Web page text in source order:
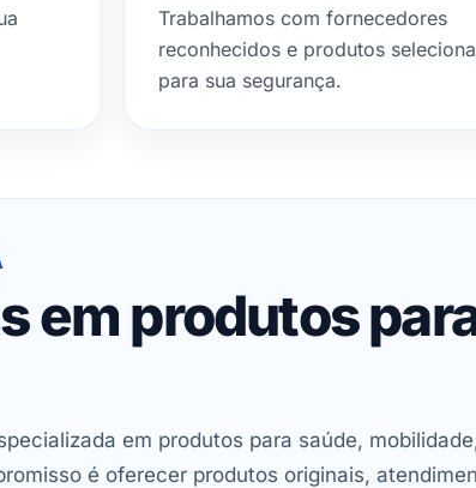
Trabalhamos com fornecedores
reconhecidos e produtos
para sua segurança.
em produtos
em produtos para saúde,
é oferecer produtos originais,